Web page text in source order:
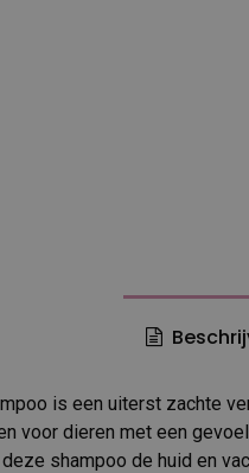
is een uiterst zachte
voor dieren met een
shampoo de huid en